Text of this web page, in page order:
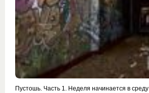
Пустошь. Часть 1. Неделя начинается в среду